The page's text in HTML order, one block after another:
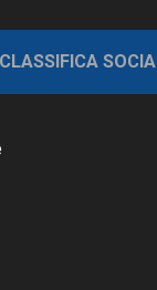
CLASSIFICA